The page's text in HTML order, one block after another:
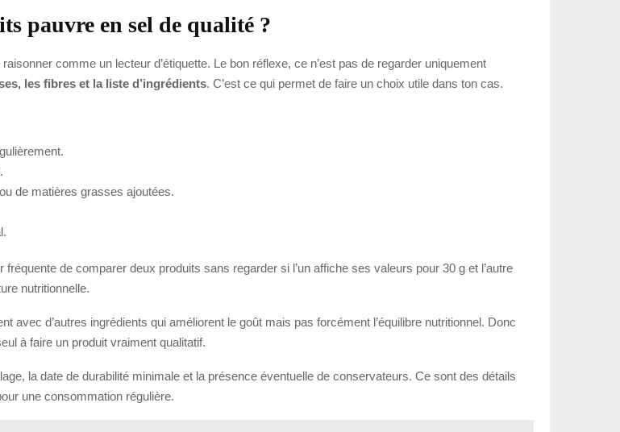
pauvre en sel de qualité ?
comme un lecteur d’étiquette. Le bon réflexe, ce n’est pas de regarder uniquement
les fibres et la liste d’ingrédients. C’est ce qui permet de faire un choix utile dans ton cas.
de matières grasses ajoutées.
de comparer deux produits sans regarder si l’un affiche ses valeurs pour 30 g et l’autre
nutritionnelle.
avec d’autres ingrédients qui améliorent le goût mais pas forcément l’équilibre nutritionnel. Donc
à faire un produit vraiment qualitatif.
la date de durabilité minimale et la présence éventuelle de conservateurs. Ce sont des détails
une consommation régulière.